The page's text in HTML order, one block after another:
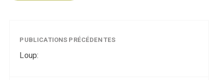
PUBLICATIONS PRÉCÉDENTES
Loup: